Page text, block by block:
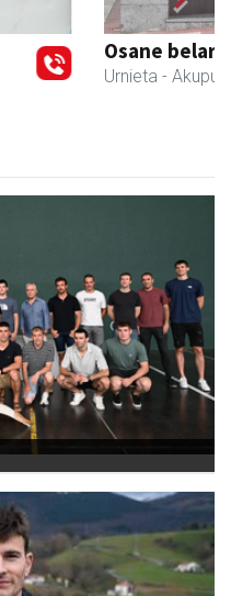
Next